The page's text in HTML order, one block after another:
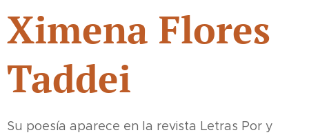
Ximena Flores
Taddei
Su poesía aparece en la revista Letras Por y